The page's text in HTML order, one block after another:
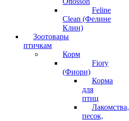
Feline
Clean (Фелине
Клин)
Зоотовары
птичкам
Корм
Fiory
(Фиори)
Корма
для
птиц
Лакомства,
песок,